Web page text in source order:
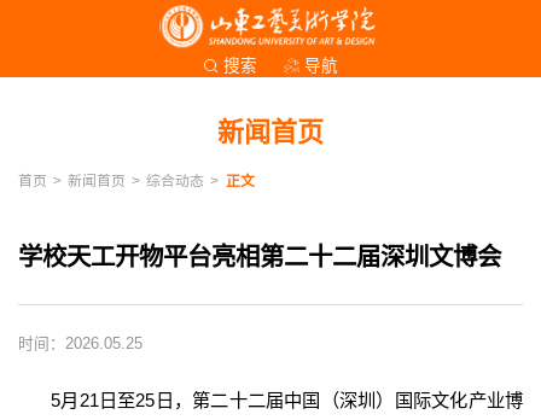
搜索 导航
新闻首页
首页 > 新闻首页 > 综合动态 > 正文
学校天工开物平台亮相第二十二届深圳文博会
时间：2026.05.25
5月21日至25日，第二十二届中国（深圳）国际文化产业博